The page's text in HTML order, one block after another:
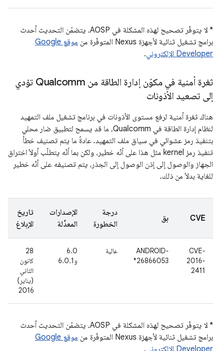
* لا يتوفّر تصحيح لهذه المشكلة في AOSP. يتضمّن التحديث أحدث
برامج تشغيل ثنائية لأجهزة Nexus المتوفّرة من
موقع Google
Developer الإلكتروني
.
ثغرة أمنية في مكوّن إدارة الطاقة من Qualcomm تؤدي
إلى تصعيد الأذونات
هناك ثغرة أمنية لرفع مستوى الأذونات في برنامج تشغيل ملف التمهيد
لنظام إدارة الطاقة في Qualcomm، ما قد يسمح لتطبيق ضار محلي
بتنفيذ رمز عشوائي في سياق ملف التمهيد. عادةً ما يتم تصنيف خطأ
تنفيذ رمز kernel مثل هذا على أنّه خطير، ولكن بما أنّه يتطلّب أولاً اختراق
الجهاز والوصول إلى إذن الوصول إلى الجذر، يتم تصنيفه على أنّه خطير
للغاية بدلاً من ذلك.
CVE بق
درجة
الخطورة
الإصدارات
المعدَّلة
تاريخ
الإبلاغ
CVE-
2016-
2411
ANDROID-
26866053*
عالية
6.0
و6.0.1
28
كانون
الثاني
(يناير)
2016
* لا يتوفّر تصحيح لهذه المشكلة في AOSP. يتضمّن التحديث أحدث
برامج تشغيل ثنائية لأجهزة Nexus المتوفّرة من
موقع Google
Developer الإلكتروني
.